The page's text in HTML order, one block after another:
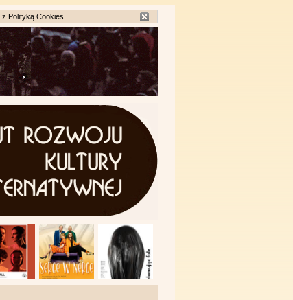
z Polityką Cookies